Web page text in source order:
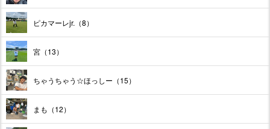
ピカマーレjr.（8）
宮（13）
ちゃうちゃう☆ほっしー（15）
まも（12）